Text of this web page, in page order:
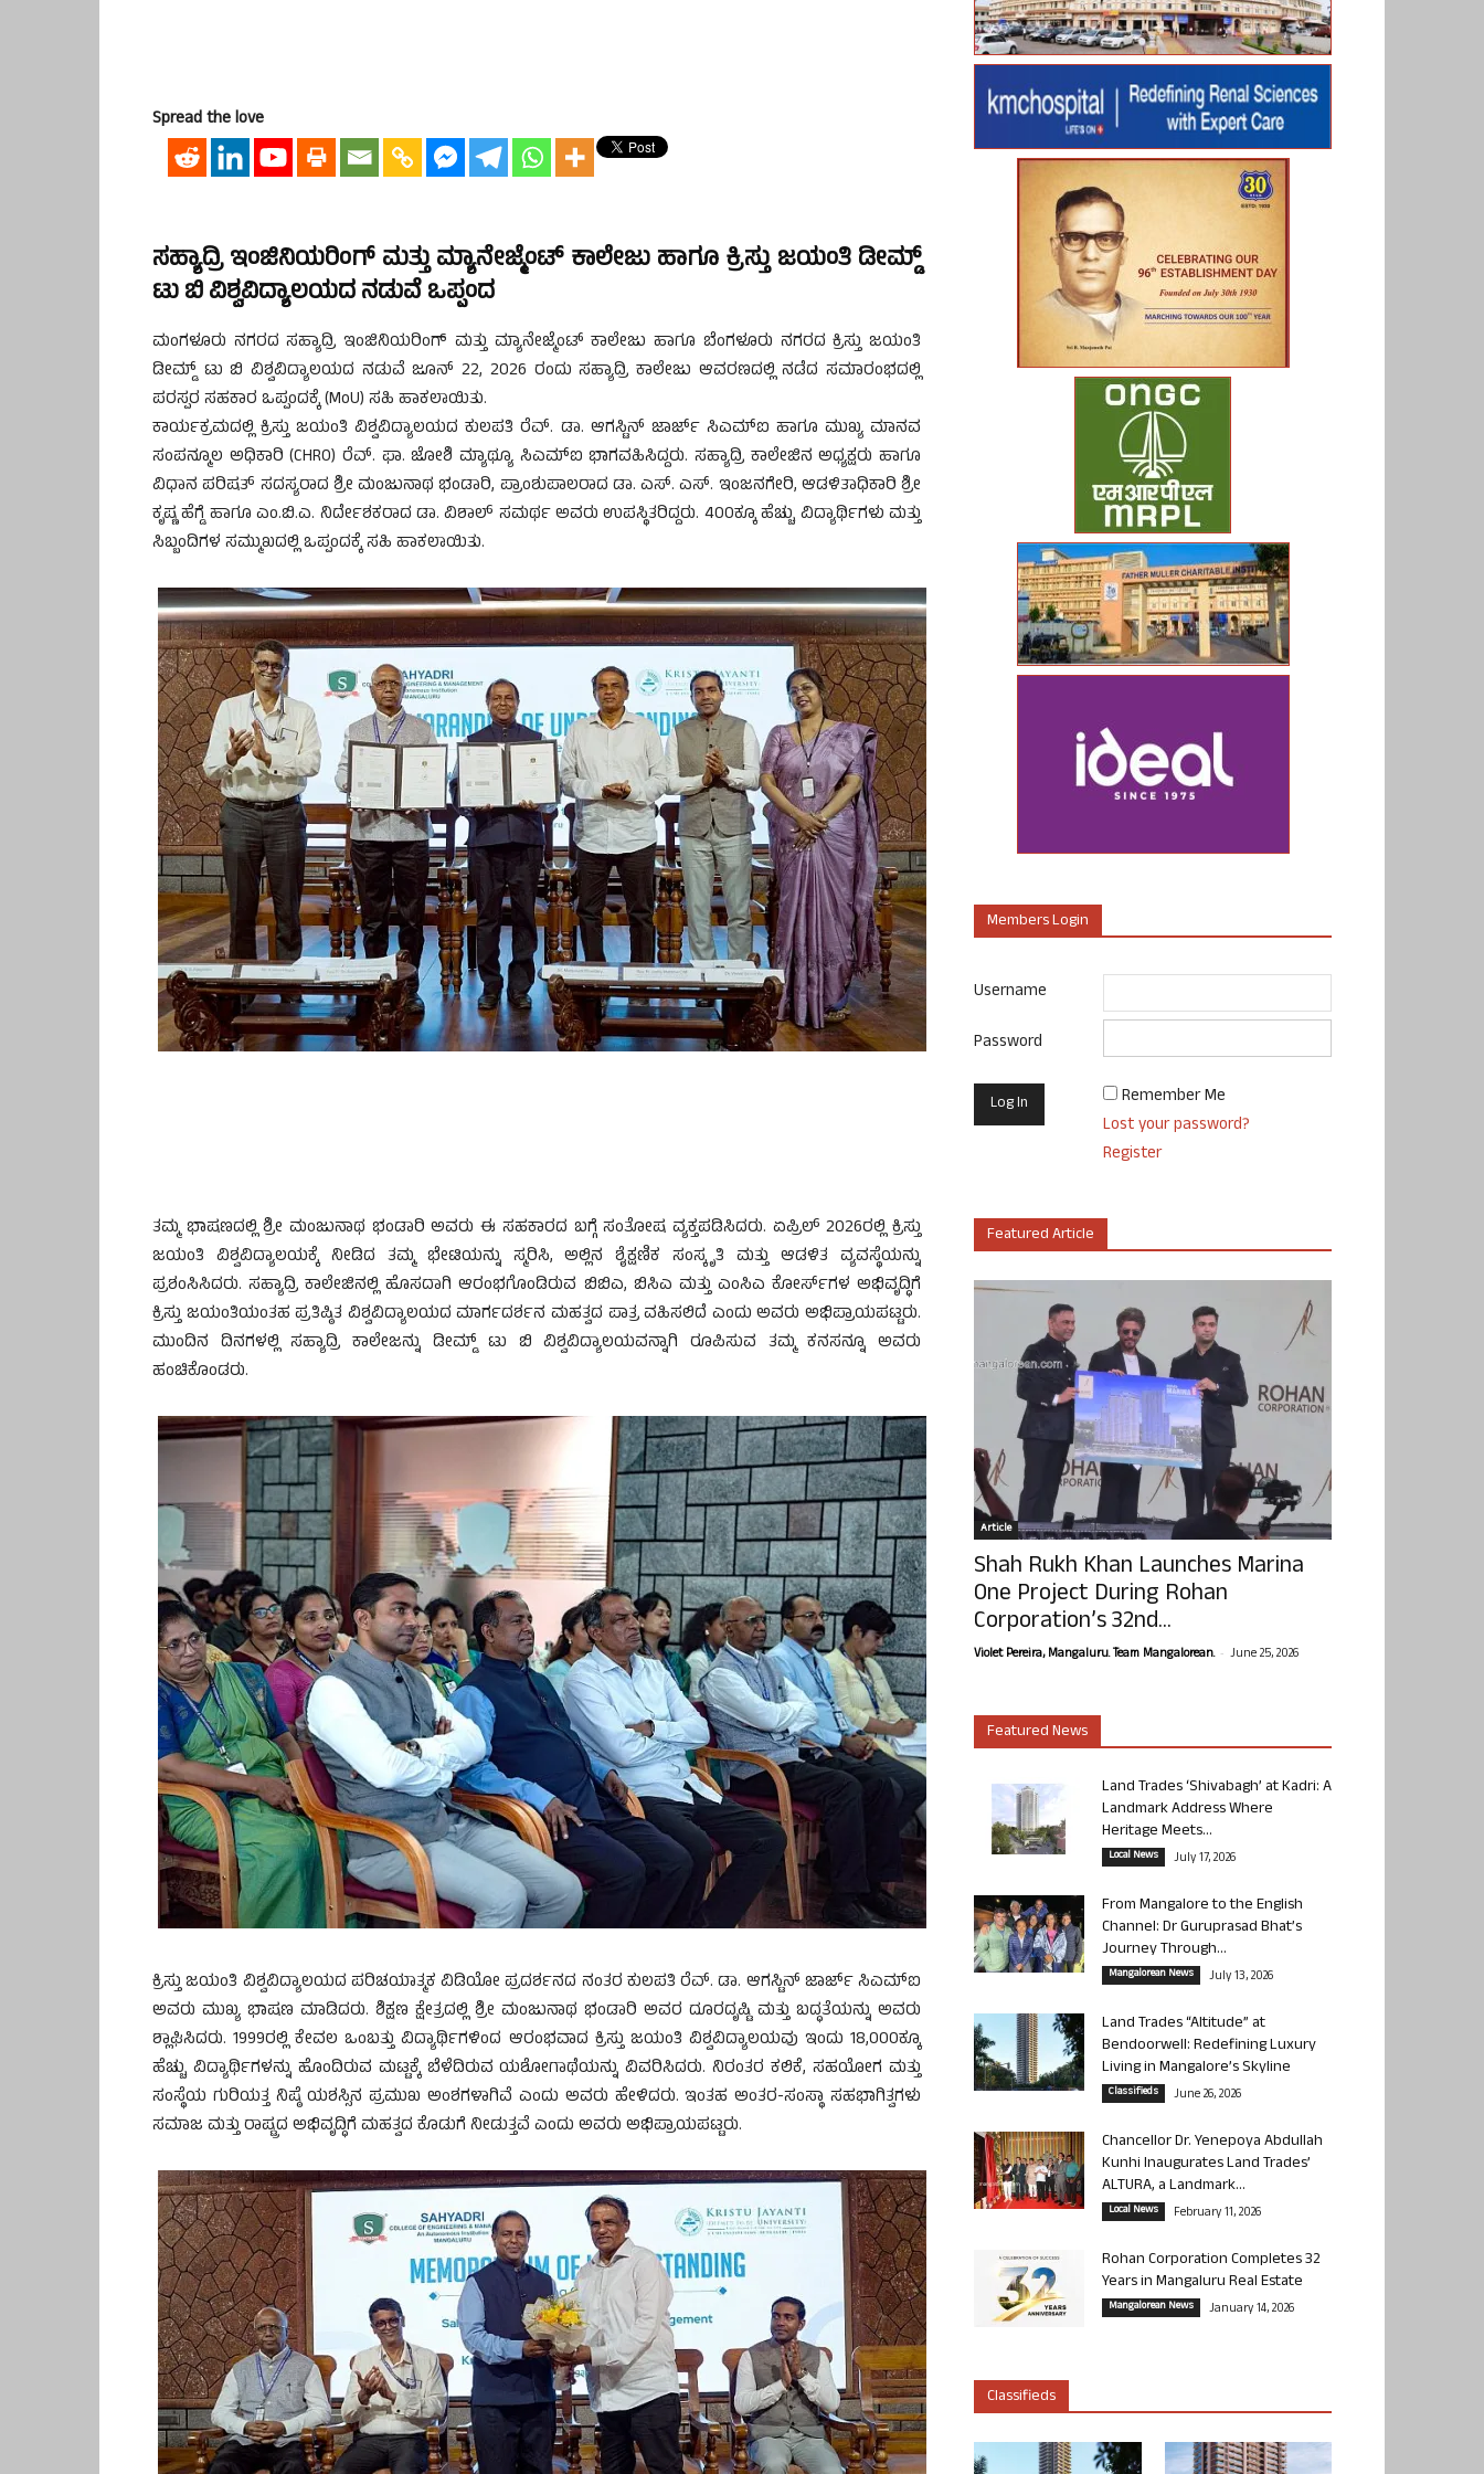
Spread the love
ಸಹ್ಯಾದ್ರಿ ಇಂಜಿನಿಯರಿಂಗ್ ಮತ್ತು ಮ್ಯಾನೇಜ್ಮೆಂಟ್ ಕಾಲೇಜು ಹಾಗೂ ಕ್ರಿಸ್ತು ಜಯಂತಿ ಡೀಮ್ಡ್
ಟು ಬಿ ವಿಶ್ವವಿದ್ಯಾಲಯದ ನಡುವೆ ಒಪ್ಪಂದ
ಮಂಗಳೂರು ನಗರದ ಸಹ್ಯಾದ್ರಿ ಇಂಜಿನಿಯರಿಂಗ್ ಮತ್ತು ಮ್ಯಾನೇಜ್ಮೆಂಟ್ ಕಾಲೇಜು ಹಾಗೂ ಬೆಂಗಳೂರು ನಗರದ ಕ್ರಿಸ್ತು ಜಯಂತಿ
ಡೀಮ್ಡ್ ಟು ಬಿ ವಿಶ್ವವಿದ್ಯಾಲಯದ ನಡುವೆ ಜೂನ್ 22, 2026 ರಂದು ಸಹ್ಯಾದ್ರಿ ಕಾಲೇಜು ಆವರಣದಲ್ಲಿ ನಡೆದ ಸಮಾರಂಭದಲ್ಲಿ
ಪರಸ್ಪರ ಸಹಕಾರ ಒಪ್ಪಂದಕ್ಕೆ (MoU) ಸಹಿ ಹಾಕಲಾಯಿತು.
ಕಾರ್ಯಕ್ರಮದಲ್ಲಿ ಕ್ರಿಸ್ತು ಜಯಂತಿ ವಿಶ್ವವಿದ್ಯಾಲಯದ ಕುಲಪತಿ ರೆವ್. ಡಾ. ಆಗಸ್ಟಿನ್ ಜಾರ್ಜ್ ಸಿಎಮ್‌ಐ ಹಾಗೂ ಮುಖ್ಯ ಮಾನವ
ಸಂಪನ್ಮೂಲ ಅಧಿಕಾರಿ (CHRO) ರೆವ್. ಫಾ. ಜೋಶಿ ಮ್ಯಾಥ್ಯೂ ಸಿಎಮ್‌ಐ ಭಾಗವಹಿಸಿದ್ದರು. ಸಹ್ಯಾದ್ರಿ ಕಾಲೇಜಿನ ಅಧ್ಯಕ್ಷರು ಹಾಗೂ
ವಿಧಾನ ಪರಿಷತ್ ಸದಸ್ಯರಾದ ಶ್ರೀ ಮಂಜುನಾಥ ಭಂಡಾರಿ, ಪ್ರಾಂಶುಪಾಲರಾದ ಡಾ. ಎಸ್. ಎಸ್. ಇಂಜನಗೇರಿ, ಆಡಳಿತಾಧಿಕಾರಿ ಶ್ರೀ
ಕೃಷ್ಣ ಹೆಗ್ಡೆ ಹಾಗೂ ಎಂ.ಬಿ.ಎ. ನಿರ್ದೇಶಕರಾದ ಡಾ. ವಿಶಾಲ್ ಸಮರ್ಥ ಅವರು ಉಪಸ್ಥಿತರಿದ್ದರು. 400ಕ್ಕೂ ಹೆಚ್ಚು ವಿದ್ಯಾರ್ಥಿಗಳು ಮತ್ತು
ಸಿಬ್ಬಂದಿಗಳ ಸಮ್ಮುಖದಲ್ಲಿ ಒಪ್ಪಂದಕ್ಕೆ ಸಹಿ ಹಾಕಲಾಯಿತು.
ತಮ್ಮ ಭಾಷಣದಲ್ಲಿ ಶ್ರೀ ಮಂಜುನಾಥ ಭಂಡಾರಿ ಅವರು ಈ ಸಹಕಾರದ ಬಗ್ಗೆ ಸಂತೋಷ ವ್ಯಕ್ತಪಡಿಸಿದರು. ಏಪ್ರಿಲ್ 2026ರಲ್ಲಿ ಕ್ರಿಸ್ತು
ಜಯಂತಿ ವಿಶ್ವವಿದ್ಯಾಲಯಕ್ಕೆ ನೀಡಿದ ತಮ್ಮ ಭೇಟಿಯನ್ನು ಸ್ಮರಿಸಿ, ಅಲ್ಲಿನ ಶೈಕ್ಷಣಿಕ ಸಂಸ್ಕೃತಿ ಮತ್ತು ಆಡಳಿತ ವ್ಯವಸ್ಥೆಯನ್ನು
ಪ್ರಶಂಸಿಸಿದರು. ಸಹ್ಯಾದ್ರಿ ಕಾಲೇಜಿನಲ್ಲಿ ಹೊಸದಾಗಿ ಆರಂಭಗೊಂಡಿರುವ ಬಿಬಿಎ, ಬಿಸಿಎ ಮತ್ತು ಎಂಸಿಎ ಕೋರ್ಸ್‌ಗಳ ಅಭಿವೃದ್ಧಿಗೆ
ಕ್ರಿಸ್ತು ಜಯಂತಿಯಂತಹ ಪ್ರತಿಷ್ಠಿತ ವಿಶ್ವವಿದ್ಯಾಲಯದ ಮಾರ್ಗದರ್ಶನ ಮಹತ್ವದ ಪಾತ್ರ ವಹಿಸಲಿದೆ ಎಂದು ಅವರು ಅಭಿಪ್ರಾಯಪಟ್ಟರು.
ಮುಂದಿನ ದಿನಗಳಲ್ಲಿ ಸಹ್ಯಾದ್ರಿ ಕಾಲೇಜನ್ನು ಡೀಮ್ಡ್ ಟು ಬಿ ವಿಶ್ವವಿದ್ಯಾಲಯವನ್ನಾಗಿ ರೂಪಿಸುವ ತಮ್ಮ ಕನಸನ್ನೂ ಅವರು
ಹಂಚಿಕೊಂಡರು.
ಕ್ರಿಸ್ತು ಜಯಂತಿ ವಿಶ್ವವಿದ್ಯಾಲಯದ ಪರಿಚಯಾತ್ಮಕ ವಿಡಿಯೋ ಪ್ರದರ್ಶನದ ನಂತರ ಕುಲಪತಿ ರೆವ್. ಡಾ. ಆಗಸ್ಟಿನ್ ಜಾರ್ಜ್ ಸಿಎಮ್‌ಐ
ಅವರು ಮುಖ್ಯ ಭಾಷಣ ಮಾಡಿದರು. ಶಿಕ್ಷಣ ಕ್ಷೇತ್ರದಲ್ಲಿ ಶ್ರೀ ಮಂಜುನಾಥ ಭಂಡಾರಿ ಅವರ ದೂರದೃಷ್ಟಿ ಮತ್ತು ಬದ್ಧತೆಯನ್ನು ಅವರು
ಶ್ಲಾಘಿಸಿದರು. 1999ರಲ್ಲಿ ಕೇವಲ ಒಂಬತ್ತು ವಿದ್ಯಾರ್ಥಿಗಳಿಂದ ಆರಂಭವಾದ ಕ್ರಿಸ್ತು ಜಯಂತಿ ವಿಶ್ವವಿದ್ಯಾಲಯವು ಇಂದು 18,000ಕ್ಕೂ
ಹೆಚ್ಚು ವಿದ್ಯಾರ್ಥಿಗಳನ್ನು ಹೊಂದಿರುವ ಮಟ್ಟಕ್ಕೆ ಬೆಳೆದಿರುವ ಯಶೋಗಾಥೆಯನ್ನು ವಿವರಿಸಿದರು. ನಿರಂತರ ಕಲಿಕೆ, ಸಹಯೋಗ ಮತ್ತು
ಸಂಸ್ಥೆಯ ಗುರಿಯತ್ತ ನಿಷ್ಠೆ ಯಶಸ್ಸಿನ ಪ್ರಮುಖ ಅಂಶಗಳಾಗಿವೆ ಎಂದು ಅವರು ಹೇಳಿದರು. ಇಂತಹ ಅಂತರ-ಸಂಸ್ಥಾ ಸಹಭಾಗಿತ್ವಗಳು
ಸಮಾಜ ಮತ್ತು ರಾಷ್ಟ್ರದ ಅಭಿವೃದ್ಧಿಗೆ ಮಹತ್ವದ ಕೊಡುಗೆ ನೀಡುತ್ತವೆ ಎಂದು ಅವರು ಅಭಿಪ್ರಾಯಪಟ್ಟರು.
Members Login
Username
Password
Remember Me
Lost your password?
Register
Featured Article
Article
Shah Rukh Khan Launches Marina
One Project During Rohan
Corporation’s 32nd...
Violet Pereira, Mangaluru. Team Mangalorean. - June 25, 2026
Featured News
Land Trades ‘Shivabagh’ at Kadri: A
Landmark Address Where
Heritage Meets...
Local News July 17, 2026
From Mangalore to the English
Channel: Dr Guruprasad Bhat’s
Journey Through...
Mangalorean News July 13, 2026
Land Trades “Altitude” at
Bendoorwell: Redefining Luxury
Living in Mangalore’s Skyline
Classifieds June 26, 2026
Chancellor Dr. Yenepoya Abdullah
Kunhi Inaugurates Land Trades’
ALTURA, a Landmark...
Local News February 11, 2026
Rohan Corporation Completes 32
Years in Mangaluru Real Estate
Mangalorean News January 14, 2026
Classifieds